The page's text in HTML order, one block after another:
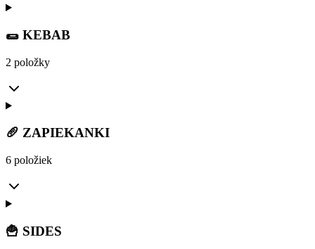
🌯 KEBAB
2 položky
🥖 ZAPIEKANKI
6 položiek
🍟 SIDES